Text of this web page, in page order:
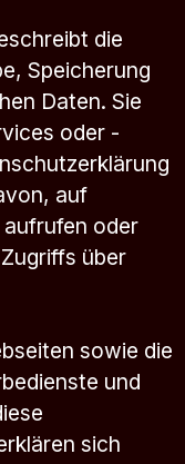
die
Speicherung
Daten. Sie
oder -
auf
aufrufen oder
über
sowie die
und
sich